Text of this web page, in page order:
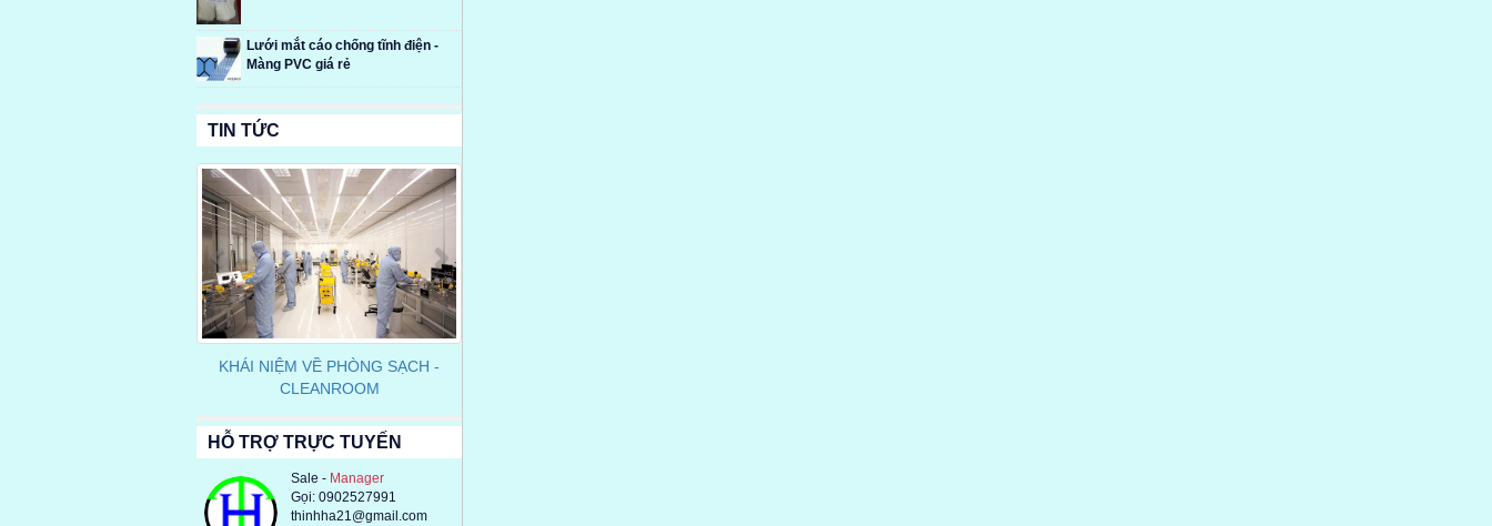
Lưới mắt cáo chống tĩnh điện -
Màng PVC giá rẻ
TIN TỨC
KHÁI NIỆM VỀ PHÒNG SẠCH -
CLEANROOM
Previous Next
HỖ TRỢ TRỰC TUYẾN
Sale - Manager
Gọi: 0902527991
thinhha21@gmail.com